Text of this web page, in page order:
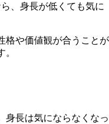
、身長が低くても気に
格や価値観が合うことが
身長は気にならなく なっ